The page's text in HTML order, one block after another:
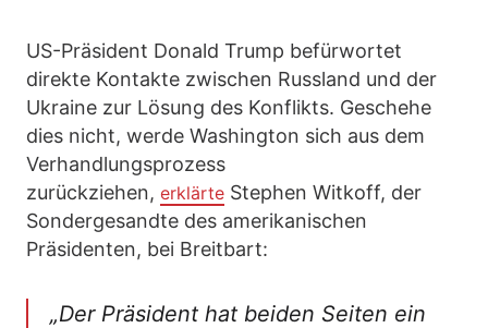
US-Präsident Donald Trump befürwortet
direkte Kontakte zwischen Russland und der
Ukraine zur Lösung des Konflikts. Geschehe
dies nicht, werde Washington sich aus dem
Verhandlungsprozess
zurückziehen, erklärte Stephen Witkoff, der
Sondergesandte des amerikanischen
Präsidenten, bei Breitbart:
„Der Präsident hat beiden Seiten ein